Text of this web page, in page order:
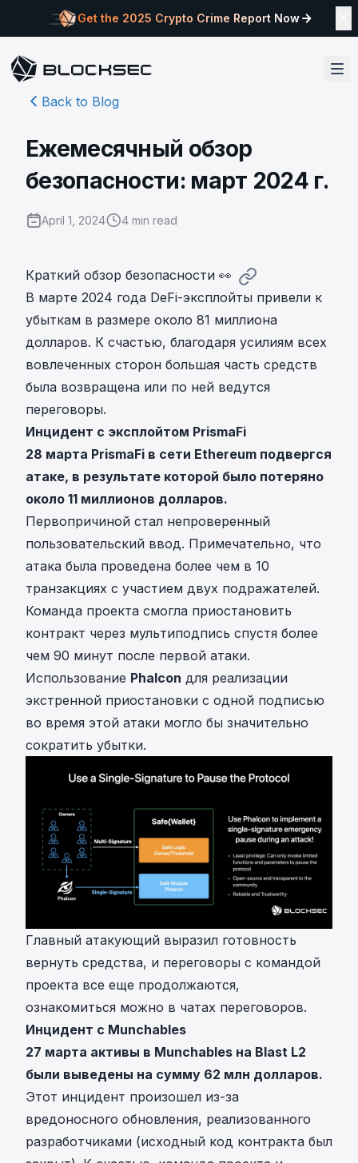
Get the 2025 Crypto Crime Report Now
Back to Blog
Ежемесячный обзор
безопасности: март 2024 г.
April 1, 2024 4 min read
Краткий обзор безопасности 👀
В марте 2024 года DeFi-эксплойты привели к
убыткам в размере около 81 миллиона
долларов. К счастью, благодаря усилиям всех
вовлеченных сторон большая часть средств
была возвращена или по ней ведутся
переговоры.
Инцидент с эксплойтом PrismaFi
28 марта PrismaFi в сети Ethereum подвергся
атаке, в результате которой было потеряно
около 11 миллионов долларов.
Первопричиной стал непроверенный
пользовательский ввод. Примечательно, что
атака была проведена более чем в 10
транзакциях с участием двух подражателей.
Команда проекта смогла приостановить
контракт через мультиподпись спустя более
чем 90 минут после первой атаки.
Использование Phalcon для реализации
экстренной приостановки с одной подписью
во время этой атаки могло бы значительно
сократить убытки.
Главный атакующий выразил готовность
вернуть средства, и переговоры с командой
проекта все еще продолжаются,
ознакомиться можно в чатах переговоров.
Инцидент с Munchables
27 марта активы в Munchables на Blast L2
были выведены на сумму 62 млн долларов.
Этот инцидент произошел из-за
вредоносного обновления, реализованного
разработчиками (исходный код контракта был